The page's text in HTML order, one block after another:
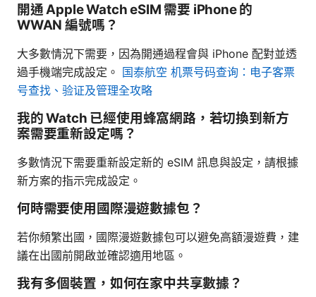
開通 Apple Watch eSIM 需要 iPhone 的
WWAN 編號嗎？
大多數情況下需要，因為開通過程會與 iPhone 配對並透
過手機端完成設定。 国泰航空 机票号码查询：电子客票
号查找、验证及管理全攻略
我的 Watch 已經使用蜂窩網路，若切換到新方
案需要重新設定嗎？
多數情況下需要重新設定新的 eSIM 訊息與設定，請根據
新方案的指示完成設定。
何時需要使用國際漫遊數據包？
若你頻繁出國，國際漫遊數據包可以避免高額漫遊費，建
議在出國前開啟並確認適用地區。
我有多個裝置，如何在家中共享數據？